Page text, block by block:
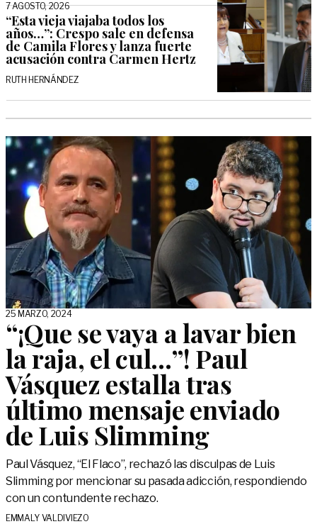
7 AGOSTO, 2026
“Esta vieja viajaba todos los
años…”: Crespo sale en defensa
de Camila Flores y lanza fuerte
acusación contra Carmen Hertz
RUTH HERNÁNDEZ
25 MARZO, 2024
“¡Que se vaya a lavar bien
la raja, el cul…”! Paul
Vásquez estalla tras
último mensaje enviado
de Luis Slimming
Paul Vásquez, “El Flaco”, rechazó las disculpas de Luis
Slimming por mencionar su pasada adicción, respondiendo
con un contundente rechazo.
EMMALY VALDIVIEZO